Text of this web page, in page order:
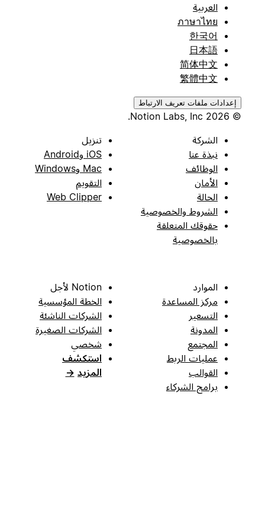
العربية
ภาษาไทย
한국어
日本語
简体中文
繁體中文
إعدادات ملفات تعريف الارتباط
الشركة
نبذة عنا
الوظائف
الأمان
الحالة
الشروط والخصوصية
حقوقك المتعلقة
بالخصوصية
تنزيل
iOS وAndroid
Mac وWindows
التقويم
Web Clipper
الموارد
مركز المساعدة
التسعير
المدونة
المجتمع
عمليات الربط
القوالب
برامج الشركاء
Notion لأجل
الخطة المؤسسية
الشركات الناشئة
الشركات الصغيرة
شخصي
استكشف
المزيد →